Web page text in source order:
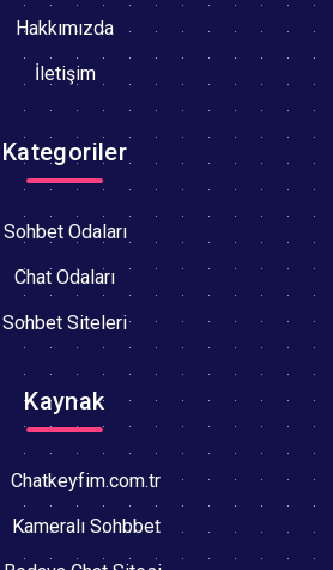
Hakkımızda
İletişim
Kategoriler
Sohbet Odaları
Chat Odaları
Sohbet Siteleri
Kaynak
Chatkeyfim.com.tr
Kameralı Sohbbet